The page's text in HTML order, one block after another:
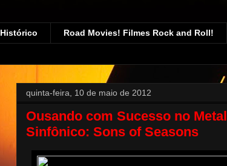
Histórico Road Movies! Filmes Rock and Roll!
quinta-feira, 10 de maio de 2012
Ousando com Sucesso no Metal
Sinfônico: Sons of Seasons